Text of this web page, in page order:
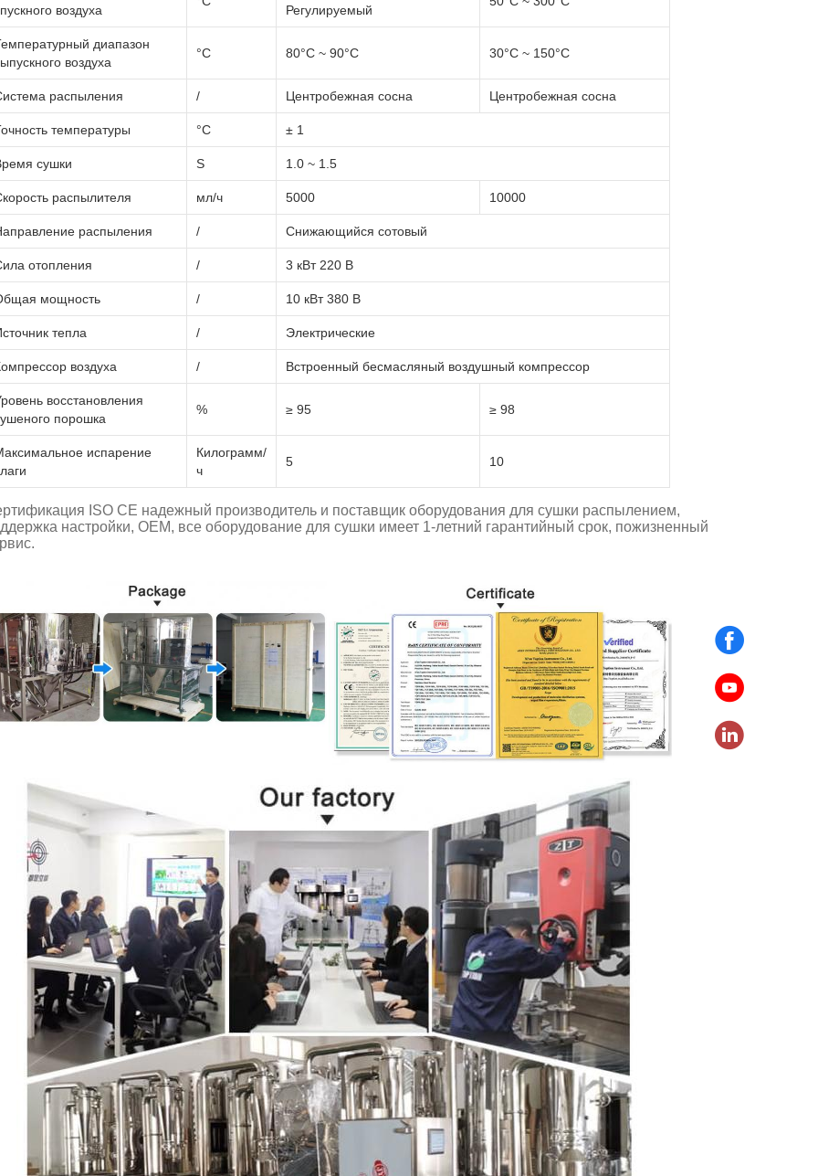
воздуха
Регулируемый
диапазон
воздуха
°C 80°C ~ 90°C 30°C ~ 150°C
распыления / Центробежная сосна Центробежная сосна
температуры °C ± 1
сушки S 1.0 ~ 1.5
распылителя мл/ч 5000 10000
распыления / Снижающийся сотовый
отопления / 3 кВт 220 В
мощность / 10 кВт 380 В
тепла / Электрические
воздуха / Встроенный бесмасляный воздушный компрессор
восстановления
порошка
% ≥ 95 ≥ 98
испарение
Килограмм/
ч
5 10
ISO CE надежный производитель и поставщик оборудования для сушки распылением,
настройки, OEM, все оборудование для сушки имеет 1-летний гарантийный срок, пожизненный